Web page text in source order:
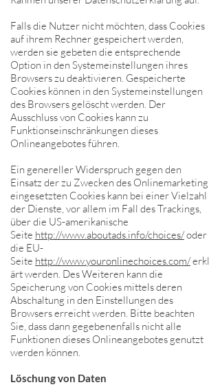
Falls die Nutzer nicht möchten, dass Cookies
auf ihrem Rechner gespeichert werden,
werden sie gebeten die entsprechende
Option in den Systemeinstellungen ihres
Browsers zu deaktivieren. Gespeicherte
Cookies können in den Systemeinstellungen
des Browsers gelöscht werden. Der
Ausschluss von Cookies kann zu
Funktionseinschränkungen dieses
Onlineangebotes führen.
Ein genereller Widerspruch gegen den
Einsatz der zu Zwecken des Onlinemarketing
eingesetzten Cookies kann bei einer Vielzahl
der Dienste, vor allem im Fall des Trackings,
über die US-amerikanische
Seite http://www.aboutads.info/choices/oder
die EU-
Seite http://www.youronlinechoices.com/erkl
ärt werden. Des Weiteren kann die
Speicherung von Cookies mittels deren
Abschaltung in den Einstellungen des
Browsers erreicht werden. Bitte beachten
Sie, dass dann gegebenenfalls nicht alle
Funktionen dieses Onlineangebotes genutzt
werden können.
Löschung von Daten